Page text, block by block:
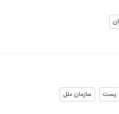
پست سازمان ملل